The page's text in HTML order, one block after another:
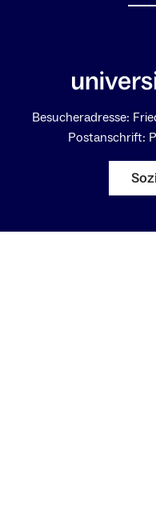
Besucheradresse:
Postanschrift: